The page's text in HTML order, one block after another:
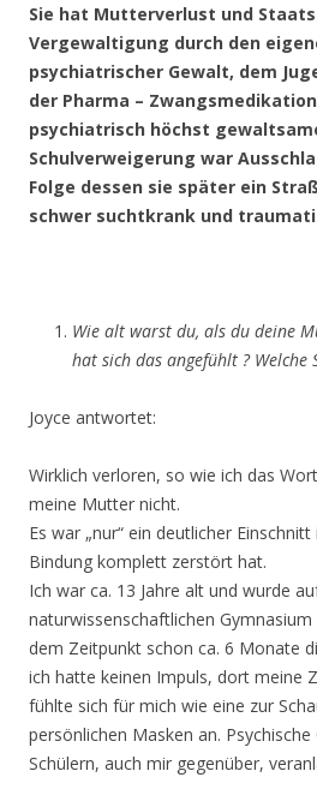
Sie hat Mutterverlust und
Vergewaltigung durch den
psychiatrischer Gewalt, dem
der Pharma –
psychiatrisch höchst
Schulverweigerung war
Folge dessen sie später ein
schwer suchtkrank und
Wie alt warst du, als du deine
hat sich das angefühlt ? Welche
Joyce antwortet:
Wirklich verloren, so wie ich das
meine Mutter nicht.
Es war „nur“ ein deutlicher
Bindung komplett zerstört hat.
Ich war ca. 13 Jahre alt und wurde
naturwissenschaftlichen
dem Zeitpunkt schon ca. 6 Monate
ich hatte keinen Impuls, dort meine
fühlte sich für mich wie eine zur
persönlichen Masken an.
Schülern, auch mir gegenüber,